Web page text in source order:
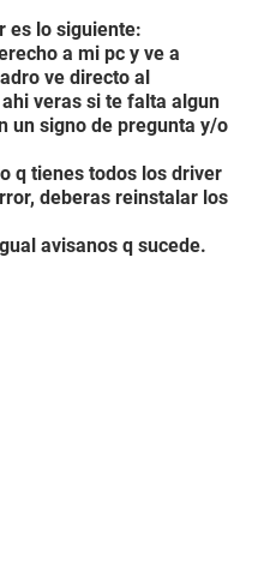
es lo siguiente:
a mi pc y ve a
ve directo al
veras si te falta algun
un signo de pregunta y/o
q tienes todos los driver
deberas reinstalar los
avisanos q sucede.